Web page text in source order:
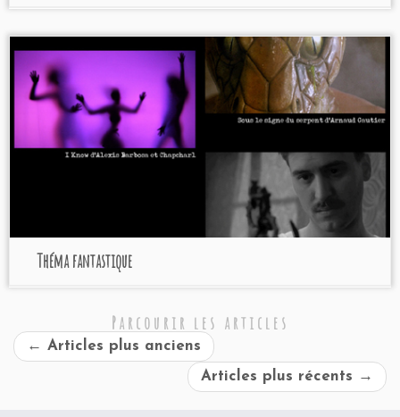
Théma fantastique
Parcourir les articles
← Articles plus anciens
Articles plus récents →